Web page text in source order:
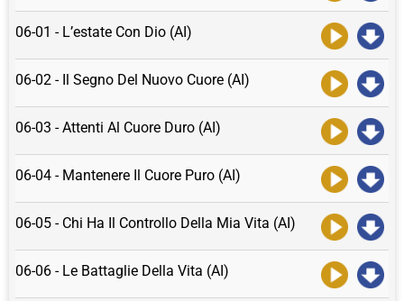
06-01 - L’estate Con Dio (AI)
06-02 - Il Segno Del Nuovo Cuore (AI)
06-03 - Attenti Al Cuore Duro (AI)
06-04 - Mantenere Il Cuore Puro (AI)
06-05 - Chi Ha Il Controllo Della Mia Vita (AI)
06-06 - Le Battaglie Della Vita (AI)